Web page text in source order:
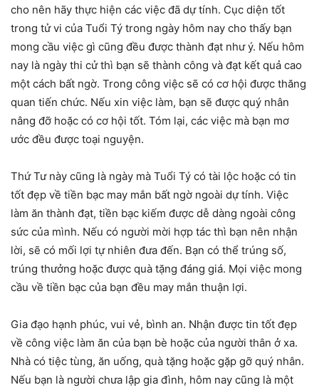
cho nên hãy thực hiện các việc đã dự tính. Cục diện tốt
trong tử vi của Tuổi Tý trong ngày hôm nay cho thấy bạn
mong cầu việc gì cũng đều được thành đạt như ý. Nếu hôm
nay là ngày thi cử thì bạn sẽ thành công và đạt kết quả cao
một cách bất ngờ. Trong công việc sẽ có cơ hội được thăng
quan tiến chức. Nếu xin việc làm, bạn sẽ được quý nhân
nâng đỡ hoặc có cơ hội tốt. Tóm lại, các việc mà bạn mơ
ước đều được toại nguyện.
Thứ Tư này cũng là ngày mà Tuổi Tý có tài lộc hoặc có tin
tốt đẹp về tiền bạc may mắn bất ngờ ngoài dự tính. Việc
làm ăn thành đạt, tiền bạc kiếm được dễ dàng ngoài công
sức của mình. Nếu có người mời hợp tác thì bạn nên nhận
lời, sẽ có mối lợi tự nhiên đưa đến. Bạn có thể trúng số,
trúng thưởng hoặc được quà tặng đáng giá. Mọi việc mong
cầu về tiền bạc của bạn đều may mắn thuận lợi.
Gia đạo hạnh phúc, vui vẻ, bình an. Nhận được tin tốt đẹp
về công việc làm ăn của bạn bè hoặc của người thân ở xa.
Nhà có tiệc tùng, ăn uống, quà tặng hoặc gặp gỡ quý nhân.
Nếu bạn là người chưa lập gia đình, hôm nay cũng là một